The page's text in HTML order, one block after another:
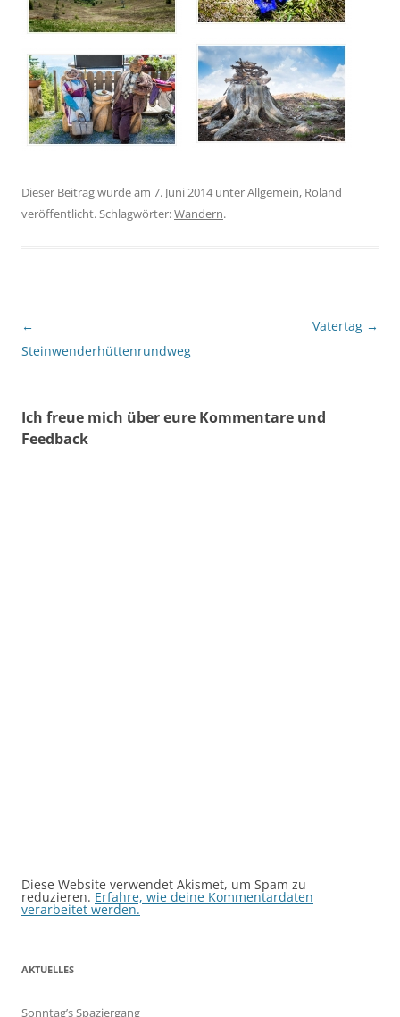
Dieser Beitrag wurde am 7. Juni 2014unterAllgemein, Roland
veröffentlicht. Schlagwörter:Wandern.
Beitragsnavigation
←
Steinwenderhüttenrundweg
Vatertag →
Ich freue mich über eure Kommentare und
Feedback
Diese Website verwendet Akismet, um Spam zu
reduzieren. Erfahre, wie deine Kommentardaten
verarbeitet werden.
AKTUELLES
Sonntag’s Spaziergang